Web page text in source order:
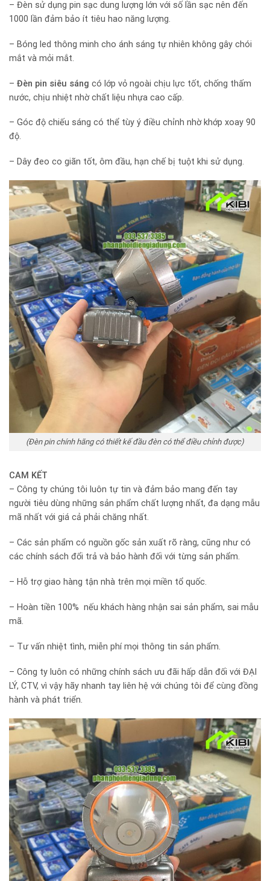
– Đèn sử dụng pin sạc dung lượng lớn với số lần sạc nên đến
1000 lần đảm bảo ít tiêu hao năng lượng.
– Bóng led thông minh cho ánh sáng tự nhiên không gây chói
mắt và mỏi mắt.
– Đèn pin siêu sáng có lớp vỏ ngoài chịu lực tốt, chống thấm
nước, chịu nhiệt nhờ chất liệu nhựa cao cấp.
– Góc độ chiếu sáng có thể tùy ý điều chỉnh nhờ khớp xoay 90
độ.
– Dây đeo co giãn tốt, ôm đầu, hạn chế bị tuột khi sử dụng.
(Đèn pin chính hãng có thiết kế đầu đèn có thể điều chỉnh được)
CAM KẾT
– Công ty chúng tôi luôn tự tin và đảm bảo mang đến tay
người tiêu dùng những sản phẩm chất lượng nhất, đa dạng mẫu
mã nhất với giá cả phải chăng nhất.
– Các sản phẩm có nguồn gốc sản xuất rõ ràng, cũng như có
các chính sách đổi trả và bảo hành đối với từng sản phẩm.
– Hỗ trợ giao hàng tận nhà trên mọi miền tổ quốc.
– Hoàn tiền 100% nếu khách hàng nhận sai sản phẩm, sai mẫu
mã.
– Tư vấn nhiệt tình, miễn phí mọi thông tin sản phẩm.
– Công ty luôn có những chính sách ưu đãi hấp dẫn đối với ĐẠI
LÝ, CTV, vì vậy hãy nhanh tay liên hệ với chúng tôi để cùng đồng
hành và phát triển.